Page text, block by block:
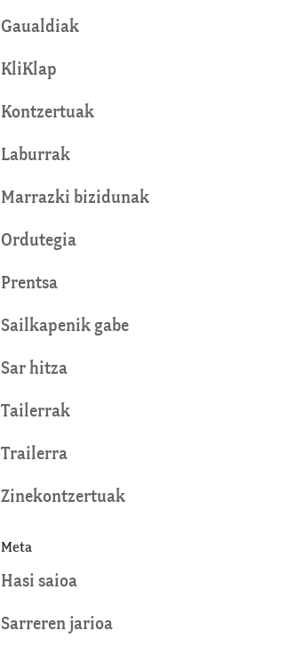
Gaualdiak
KliKlap
Kontzertuak
Laburrak
Marrazki bizidunak
Ordutegia
Prentsa
Sailkapenik gabe
Sar hitza
Tailerrak
Trailerra
Zinekontzertuak
Meta
Hasi saioa
Sarreren jarioa